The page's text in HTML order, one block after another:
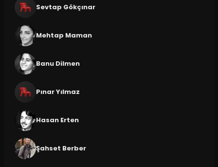
Sevtap Gökçınar
Mehtap Maman
Banu Dilmen
Pınar Yılmaz
Hasan Erten
Şahset Berber